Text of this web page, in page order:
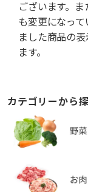
ございます。
も変更になっ
ました商品の
ます。
カテゴリーから